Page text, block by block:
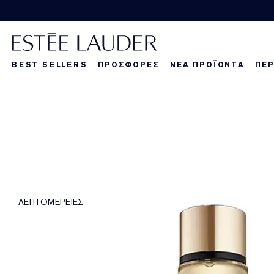
BEST SELLERS ΠΡΟΣΦΟΡΕΣ ΝΕΑ ΠΡΟΪΟΝΤΑ
ΛΕΠΤΟΜΕΡΕΙΕΣ